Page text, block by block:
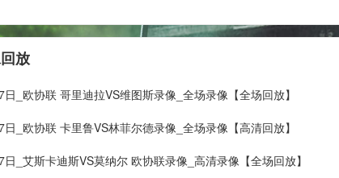
放
_欧协联 哥里迪拉VS维图斯录像_全场录像【全场回放】
_欧协联 卡里鲁VS林菲尔德录像_全场录像【高清回放】
_艾斯卡迪斯VS莫纳尔 欧协联录像_高清录像【全场回放】